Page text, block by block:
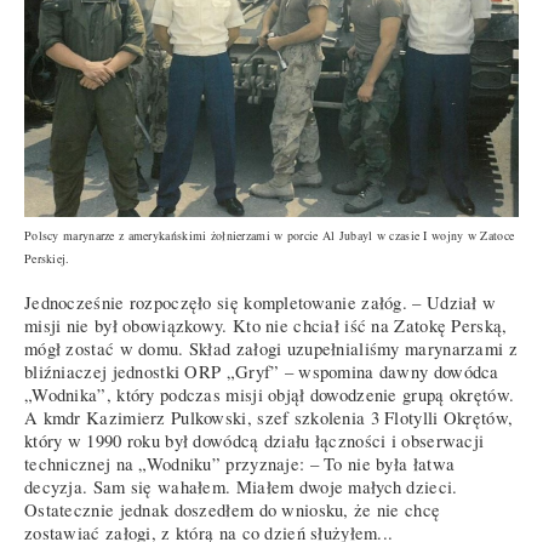
Polscy marynarze z amerykańskimi żołnierzami w porcie Al Jubayl w czasie I wojny w Zatoce
Perskiej.
Jednocześnie rozpoczęło się kompletowanie załóg. – Udział w
misji nie był obowiązkowy. Kto nie chciał iść na Zatokę Perską,
mógł zostać w domu. Skład załogi uzupełnialiśmy marynarzami z
bliźniaczej jednostki ORP „Gryf” – wspomina dawny dowódca
„Wodnika”, który podczas misji objął dowodzenie grupą okrętów.
A kmdr Kazimierz Pulkowski, szef szkolenia 3 Flotylli Okrętów,
który w 1990 roku był dowódcą działu łączności i obserwacji
technicznej na „Wodniku” przyznaje: – To nie była łatwa
decyzja. Sam się wahałem. Miałem dwoje małych dzieci.
Ostatecznie jednak doszedłem do wniosku, że nie chcę
zostawiać załogi, z którą na co dzień służyłem...